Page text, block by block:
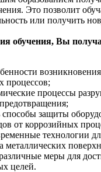
Это позволит
или получить
обучения, Вы
процессов;
процессы
способы защиты
от коррозийных
технологии
металлических
меры для
целей.